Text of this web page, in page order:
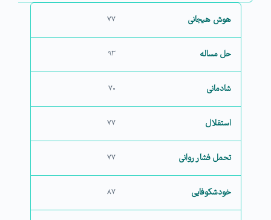
هوش هیجانی ۷۷
حل مساله ۹۳
شادمانی ۷۰
استقلال ۷۷
تحمل فشار روانی ۷۷
خودشکوفایی ۸۷